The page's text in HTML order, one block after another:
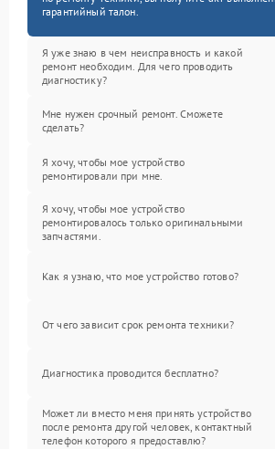
гарантийный талон.
Я уже знаю в чем неисправность и какой
ремонт необходим. Для чего проводить
диагностику?
Мне нужен срочный ремонт. Сможете
сделать?
Я хочу, чтобы мое устройство
ремонтировали при мне.
Я хочу, чтобы мое устройство
ремонтировалось только оригинальными
запчастями.
Как я узнаю, что мое устройство готово?
От чего зависит срок ремонта техники?
Диагностика проводится бесплатно?
Может ли вместо меня принять устройство
после ремонта другой человек, контактный
телефон которого я предоставлю?